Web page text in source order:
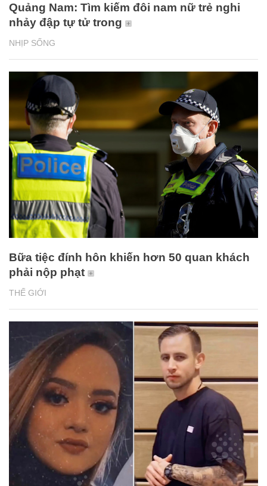
NHỊP SỐNG
Quảng Nam: Tìm kiếm đôi nam nữ trẻ nghi
nhảy đập tự tử trong
THẾ GIỚI
Bữa tiệc đính hôn khiến hơn 50 quan khách
phải nộp phạt